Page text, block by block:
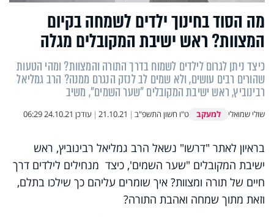
מה הסוד בחינוך ילדים לשמחה בקיום
המצוות? ראש ישיבת המקובלים מגלה
כיצד ניתן לגרום לילדים לשמוח בדרך התורה והמצוות? ומהי הטעות
שהורים רבים עושים, ולא שמים לב לנזק הנגרם ממנה? הרב גמליאל
רבינוביץ, ראש ישיבת המקובלים "שער השמים", משיב
שולי שמואלי למעקב ט"ו חשון התשפ"ב |
21.10.21
| עודכן 24.10.21 06:29
בראיון לאתר "דרשו" נשאל הרב גמליאל רבינוביץ, ראש
ישיבת המקובלים "שער השמים', כיצד מנחילים לילדים דרך
חיים של תורה ומצוות? איך שומרים עליהם כך שילכו בתלם,
וזאת מתוך שמחה ואהבת התורה?